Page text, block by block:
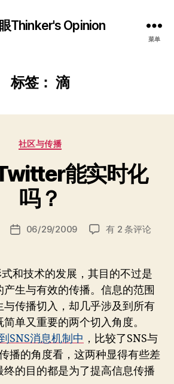
Thinker's Opinion
菜单
标签：滴
分
社区与传播
能实时化
吗？
发
期
06/29/2009
SNS：
实
时
化
吗？
有 2 条评论
和技术的发展，其目的不过是
生与有效的传播。信息的范围
传播切入，却几乎涉及到所有
单又重要的两个切入角度。
SNS消息机制中 ，比较了SNS与
播的角度看，这两种显得有些差
的目的都是为了提高信息传播